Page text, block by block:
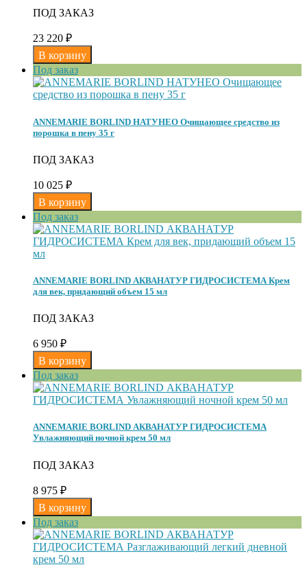
ПОД ЗАКАЗ
23 220 ₽
Под заказ
ANNEMARIE BORLIND НАТУНЕО Очищающее средство из
порошка в пену 35 г
ПОД ЗАКАЗ
10 025 ₽
Под заказ
ANNEMARIE BORLIND АКВАНАТУР ГИДРОСИСТЕМА Крем
для век, придающий объем 15 мл
ПОД ЗАКАЗ
6 950 ₽
Под заказ
ANNEMARIE BORLIND АКВАНАТУР ГИДРОСИСТЕМА
Увлажняющий ночной крем 50 мл
ПОД ЗАКАЗ
8 975 ₽
Под заказ